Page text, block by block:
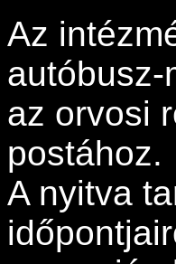
Az
autóbusz-
az orvosi
postához.
A nyitva